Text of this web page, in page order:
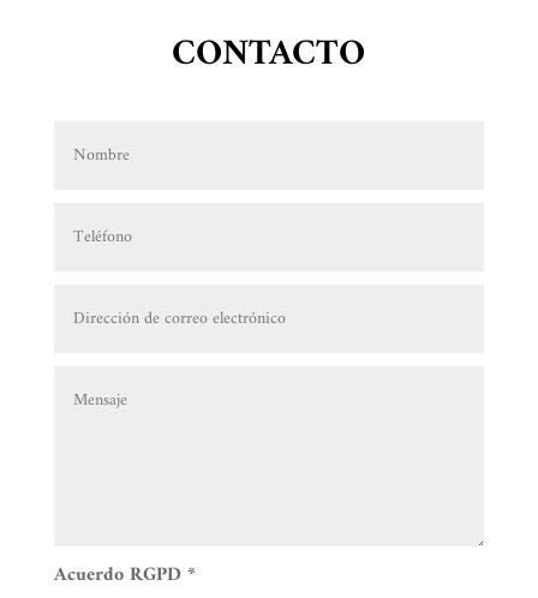
CONTACTO
Acuerdo RGPD *